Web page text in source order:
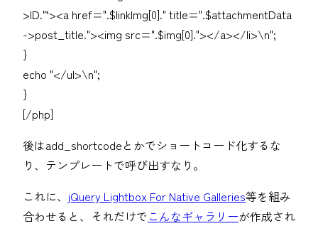
>ID."’><a href=".$linkImg[0]." title=".$attachmentData
->post_title."><img src=".$img[0]."></a></li>\n";
}
echo "</ul>\n";
}
[/php]
後はadd_shortcodeとかでショートコード化するな
り、テンプレートで呼び出すなり。
これに、 jQuery Lightbox For Native Galleries等を組み
合わせると、それだけでこんなギャラリーが作成され